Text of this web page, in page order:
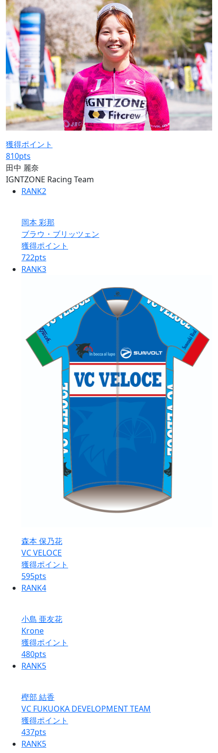
獲得ポイント
810pts
田中 麗奈
IGNTZONE Racing Team
RANK2
岡本 彩那
ブラウ・ブリッツェン
獲得ポイント
722pts
RANK3
森本 保乃花
VC VELOCE
獲得ポイント
595pts
RANK4
小島 亜友花
Krone
獲得ポイント
480pts
RANK5
樫部 結香
VC FUKUOKA DEVELOPMENT TEAM
獲得ポイント
437pts
RANK5